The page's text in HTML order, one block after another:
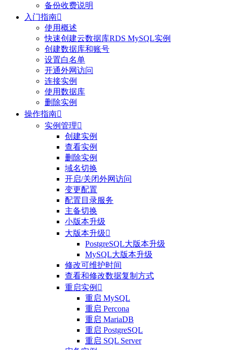
备份收费说明
入门指南
使用概述
快速创建云数据库RDS MySQL实例
创建数据库和账号
设置白名单
开通外网访问
连接实例
使用数据库
删除实例
操作指南
实例管理
创建实例
查看实例
删除实例
域名切换
开启/关闭外网访问
变更配置
配置目录服务
主备切换
小版本升级
大版本升级
PostgreSQL大版本升级
MySQL大版本升级
修改可维护时间
查看和修改数据复制方式
重启实例 
重启 MySQL
重启 Percona
重启 MariaDB
重启 PostgreSQL
重启 SQL Server